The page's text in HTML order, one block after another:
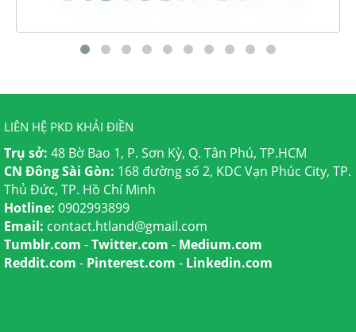
LIÊN HỆ PKD KHẢI ĐIỀN
Trụ sở: 48 Bờ Bao 1, P. Sơn Kỳ, Q. Tân Phú, TP.HCM
CN Đông Sài Gòn: 168 đường số 2, KDC Vạn Phúc City, TP.
Thủ Đức, TP. Hồ Chí Minh
Hotline: 0902993899
Email: contact.htland@gmail.com
Tumblr.com -Twitter.com - Medium.com
Reddit.com - Pinterest.com - Linkedin.com